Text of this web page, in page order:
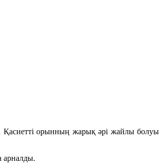
Қасиетті орынның жарық әрі жайлы болуы
арналды.